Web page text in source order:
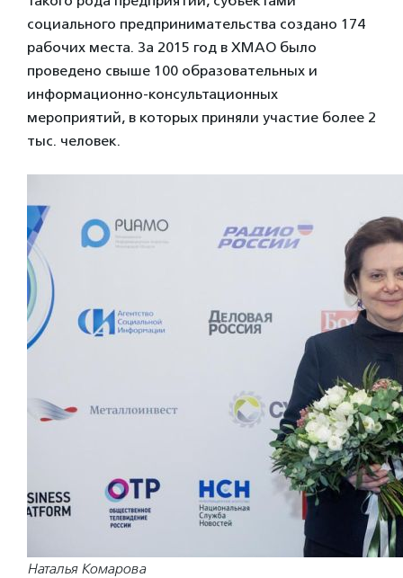
социального предпринимательства создано 174
рабочих места. За 2015 год в ХМАО было
проведено свыше 100 образовательных и
информационно-консультационных
мероприятий, в которых приняли участие более 2
тыс. человек.
Наталья Комарова